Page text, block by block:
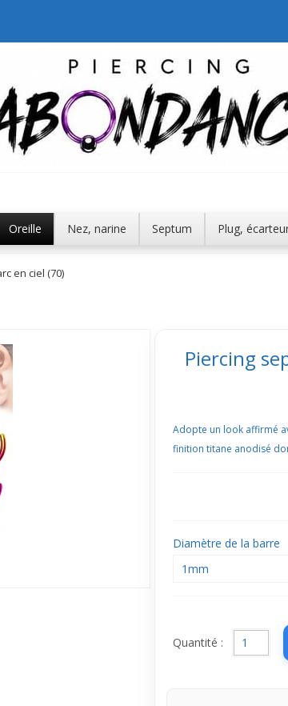
Oreille Nez, narine Septum Plug,
en ciel (70)
Piercing
Adopte un look affirmé
finition titane anodisé
Diamètre de la barre
1mm
Quantité :